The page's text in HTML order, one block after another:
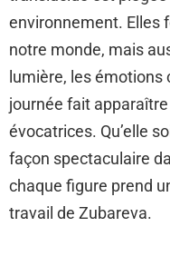
environnement. Elles
notre monde, mais
lumière, les
journée fait
évocatrices. Qu’elle
façon spectaculaire
chaque figure prend
travail de Zubareva.